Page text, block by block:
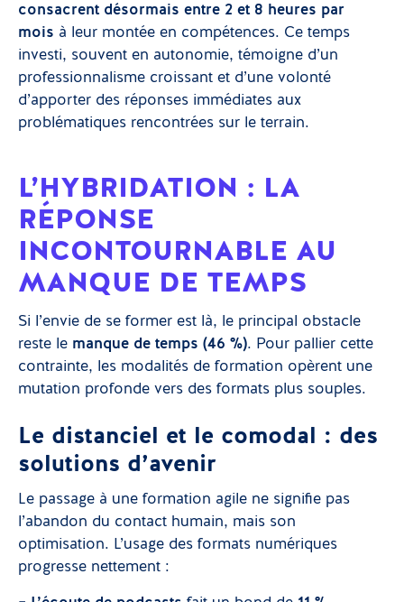
consacrent désormais entre 2 et 8 heures par
mois à leur montée en compétences. Ce temps
investi, souvent en autonomie, témoigne d’un
professionnalisme croissant et d’une volonté
d’apporter des réponses immédiates aux
problématiques rencontrées sur le terrain.
L’HYBRIDATION : LA
RÉPONSE
INCONTOURNABLE AU
MANQUE DE TEMPS
Si l’envie de se former est là, le principal obstacle
reste le manque de temps (46 %). Pour pallier cette
contrainte, les modalités de formation opèrent une
mutation profonde vers des formats plus souples.
Le distanciel et le comodal : des
solutions d’avenir
Le passage à une formation agile ne signifie pas
l’abandon du contact humain, mais son
optimisation. L’usage des formats numériques
progresse nettement :